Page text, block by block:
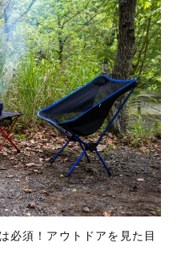
必須！アウトドアを見た目